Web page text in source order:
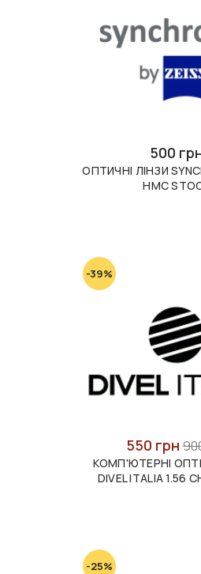
500
ОПТИЧНІ ЛІНЗИ
HMC
-39%
550 грн
КОМП'ЮТЕРНІ
DIVEL ITALIA 1.56
-25%